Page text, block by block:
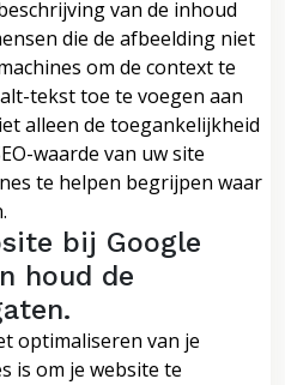
van de inhoud
die de afbeelding niet
om de context te
tekst toe te voegen aan
alleen de toegankelijkheid
waarde van uw site
te helpen begrijpen waar
bij Google
houd de
optimaliseren van je
is om je website te